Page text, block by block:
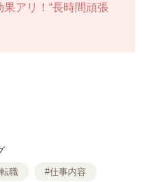
アリ！“長時間頑張
職 #仕事内容